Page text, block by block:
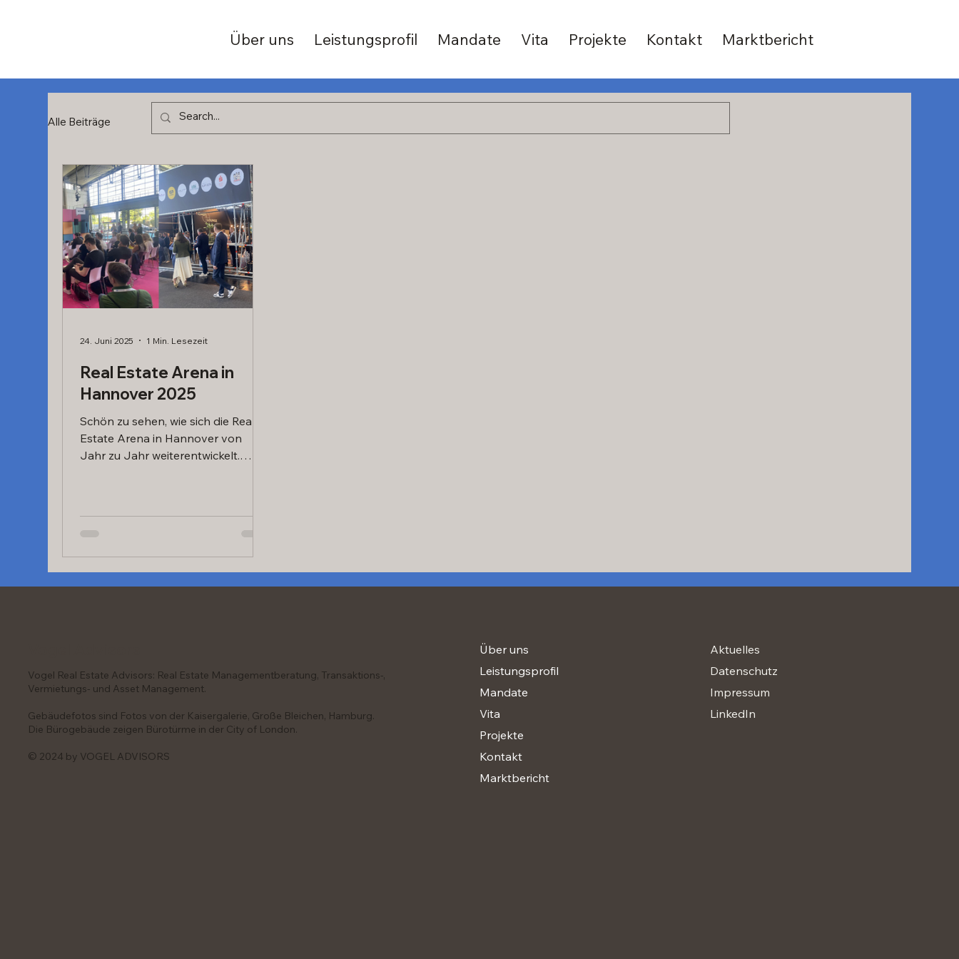
Über uns Leistungsprofil Mandate Vita Projekte Kontakt Marktbericht
Alle Beiträge
Real Estate Arena in
Hannover 2025
Schön zu sehen, wie sich die Real
Estate Arena in Hannover von
Jahr zu Jahr weiterentwickelt.
24. Juni 2025 1 Min. Lesezeit
Aktuelles
Datenschutz
Impressum
LinkedIn
Vogel Real Estate Advisors: Real Estate Managementberatung, Transaktions-,
Vermietungs- und Asset Management.
Gebäudefotos sind Fotos von der Kaisergalerie, Große Bleichen, Hamburg.
Die Bürogebäude zeigen Bürotürme in der City of London.
© 2024 by VOGEL ADVISORS
Über uns
Leistungsprofil
Mandate
Vita
Projekte
Kontakt
Marktbericht